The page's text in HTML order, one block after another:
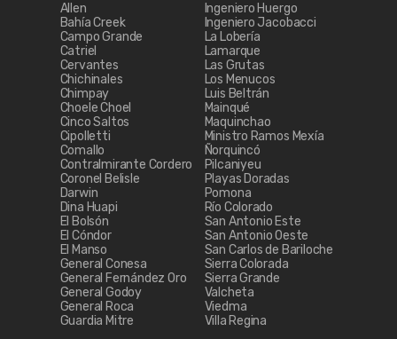
Allen
Bahía Creek
Campo Grande
Catriel
Cervantes
Chichinales
Chimpay
Choele Choel
Cinco Saltos
Cipolletti
Comallo
Contralmirante Cordero
Coronel Belisle
Darwin
Dina Huapi
El Bolsón
El Cóndor
El Manso
General Conesa
General Fernández Oro
General Godoy
General Roca
Guardia Mitre
Ingeniero Huergo
Ingeniero Jacobacci
La Lobería
Lamarque
Las Grutas
Los Menucos
Luis Beltrán
Mainqué
Maquinchao
Ministro Ramos Mexía
Ñorquincó
Pilcaniyeu
Playas Doradas
Pomona
Río Colorado
San Antonio Este
San Antonio Oeste
San Carlos de Bariloche
Sierra Colorada
Sierra Grande
Valcheta
Viedma
Villa Regina